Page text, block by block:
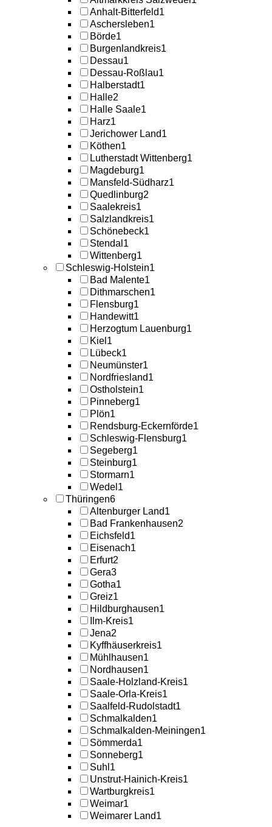
Anhalt-Bitterfeld1
Aschersleben1
Börde1
Burgenlandkreis1
Dessau1
Dessau-Roßlau1
Halberstadt1
Halle2
Halle Saale1
Harz1
Jerichower Land1
Köthen1
Lutherstadt Wittenberg1
Magdeburg1
Mansfeld-Südharz1
Quedlinburg2
Saalekreis1
Salzlandkreis1
Schönebeck1
Stendal 1
Wittenberg1
Schleswig-Holstein1
Bad Malente1
Dithmarschen1
Flensburg1
Handewitt1
Herzogtum Lauenburg1
Kiel 1
Lübeck1
Neumünster1
Nordfriesland1
Ostholstein1
Pinneberg1
Plön1
Rendsburg-Eckernförde1
Schleswig-Flensburg1
Segeberg1
Steinburg1
Stormarn1
Wedel 1
Thüringen6
Altenburger Land1
Bad Frankenhausen2
Eichsfeld1
Eisenach1
Erfurt2
Gera3
Gotha1
Greiz1
Hildburghausen1
Ilm-Kreis1
Jena2
Kyffhäuserkreis1
Mühlhausen1
Nordhausen1
Saale-Holzland-Kreis1
Saale-Orla-Kreis1
Saalfeld-Rudolstadt1
Schmalkalden1
Schmalkalden-Meiningen1
Sömmerda1
Sonneberg1
Suhl 1
Unstrut-Hainich-Kreis1
Wartburgkreis1
Weimar1
Weimarer Land1